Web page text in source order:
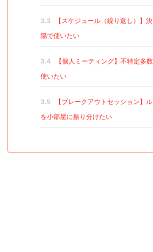
3.3
【スケジュール（繰り返し）】
隔で使いたい
3.4
【個人ミーティング】不特定多
使いたい
3.5
【ブレークアウトセッション】
を小部屋に振り分けたい